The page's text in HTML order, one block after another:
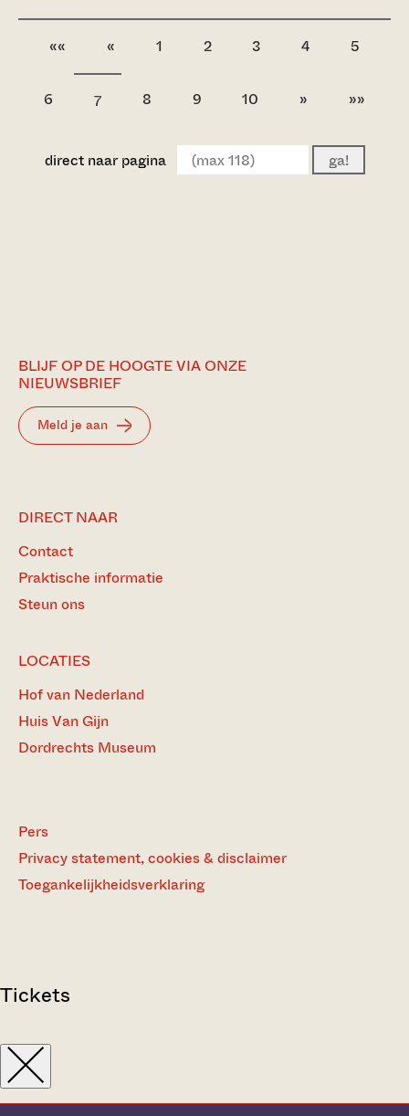
«« « 1 2 3 4 5
6 7 8 9 10 » »»
direct naar pagina ga!
BLIJF OP DE HOOGTE VIA ONZE
NIEUWSBRIEF
Meld je aan
DIRECT NAAR
Contact
Praktische informatie
Steun ons
LOCATIES
Hof van Nederland
Huis Van Gijn
Dordrechts Museum
Pers
Privacy statement, cookies & disclaimer
Toegankelijkheidsverklaring
Tickets